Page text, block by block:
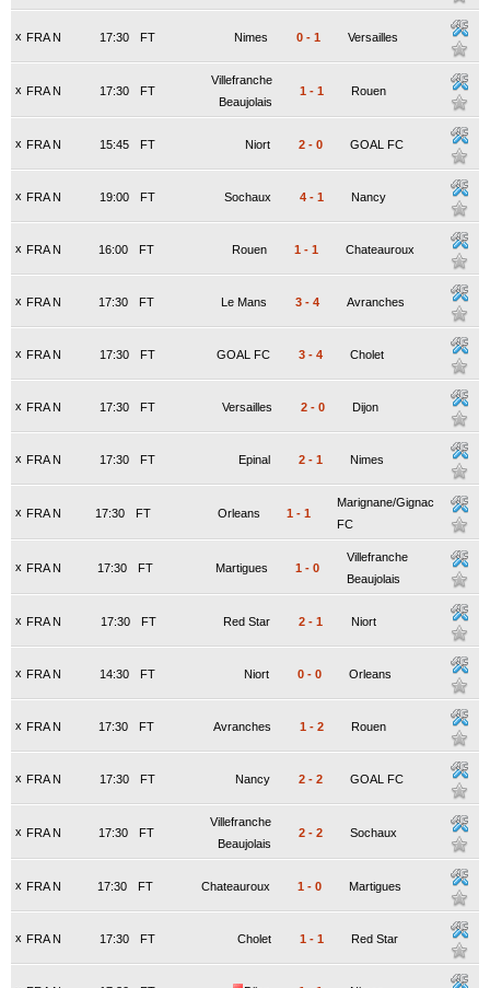
x FRA N FT
17:30 Nimes 0 - 1 Versailles
x FRA N FT
17:30
Villefranche
Beaujolais
1 - 1 Rouen
x FRA N FT
15:45 Niort 2 - 0 GOAL FC
x FRA N FT
19:00 Sochaux 4 - 1 Nancy
x FRA N FT
16:00 Rouen 1 - 1 Chateauroux
x FRA N FT
17:30 Le Mans 3 - 4 Avranches
x FRA N FT
17:30 GOAL FC 3 - 4 Cholet
x FRA N FT
17:30 Versailles 2 - 0 Dijon
x FRA N FT
17:30 Epinal 2 - 1 Nimes
x FRA N FT
17:30 Orleans 1 - 1
Marignane/Gignac
FC
x FRA N FT
17:30 Martigues 1 - 0
Villefranche
Beaujolais
x FRA N FT
17:30 Red Star 2 - 1 Niort
x FRA N FT
14:30 Niort 0 - 0 Orleans
x FRA N FT
17:30 Avranches 1 - 2 Rouen
x FRA N FT
17:30 Nancy 2 - 2 GOAL FC
x FRA N FT
17:30
Villefranche
Beaujolais
2 - 2 Sochaux
x FRA N FT
17:30 Chateauroux 1 - 0 Martigues
x FRA N FT
17:30 Cholet 1 - 1 Red Star